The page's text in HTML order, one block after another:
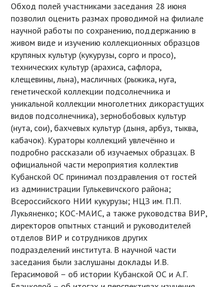
Обход полей участниками заседания 28 июня
позволил оценить размах проводимой на филиале
научной работы по сохранению, поддержанию в
живом виде и изучению коллекционных образцов
крупяных культур (кукурузы, сорго и просо),
технических культур (арахиса, сафлора,
клещевины, льна), масличных (рыжика, нуга,
генетической коллекции подсолнечника и
уникальной коллекции многолетних дикорастущих
видов подсолнечника), зернобобовых культур
(нута, сои), бахчевых культур (дыня, арбуз, тыква,
кабачок). Кураторы коллекций увлечённо и
подробно рассказали об изучаемых образцах. В
официальной части мероприятия коллектив
Кубанской ОС принимал поздравления от гостей
из администрации Гулькевичского района;
Всероссийского НИИ кукурузы; НЦЗ им. П.П.
Лукьяненко; КОС-МАИС, а также руководства ВИР,
директоров опытных станций и руководителей
отделов ВИР и сотрудников других
подразделений института. В научной части
заседания были заслушаны доклады И.В.
Герасимовой – об истории Кубанской ОС и А.Г.